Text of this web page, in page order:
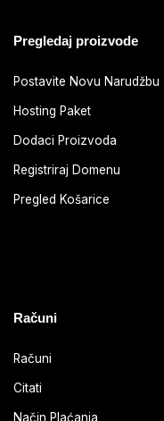
Pregledaj proizvode
Postavite Novu Narudžbu
Hosting Paket
Dodaci Proizvoda
Registriraj Domenu
Pregled Košarice
Računi
Računi
Citati
Način Plaćanja